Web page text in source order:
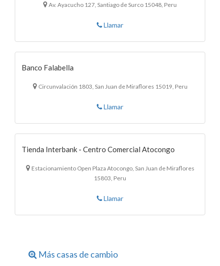
Av. Ayacucho 127, Santiago de Surco 15048, Peru
Llamar
Banco Falabella
Circunvalación 1803, San Juan de Miraflores 15019, Peru
Llamar
Tienda Interbank - Centro Comercial Atocongo
Estacionamiento Open Plaza Atocongo, San Juan de Miraflores
15803, Peru
Llamar
Más casas de cambio